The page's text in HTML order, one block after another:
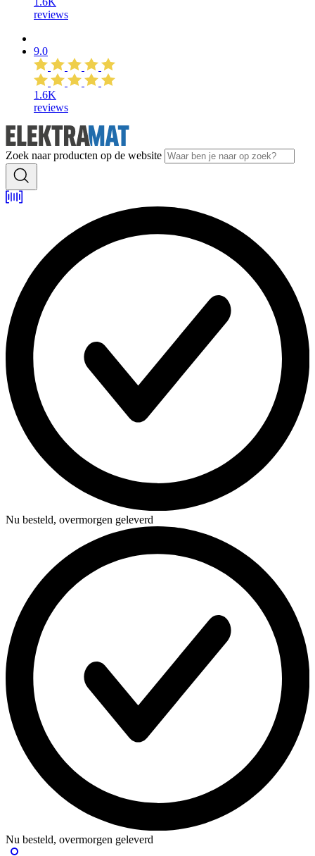
reviews
9.0
1.6K
reviews
Zoek naar producten op de website
Nu besteld, overmorgen geleverd
Nu besteld, overmorgen geleverd